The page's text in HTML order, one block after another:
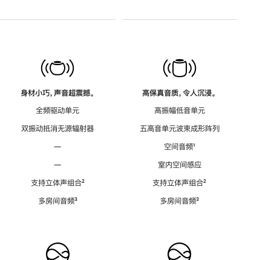
身材小巧，声音超震撼。
全频驱动单元
双振动抵消无源辐射器
—
—
支持立体声组合脚
²
多房间音频脚
³
高保真音质，令人沉浸。
高振幅低音单元
五高音单元波束成形阵列
空间音频脚
¹
室内空间感应
支持立体声组合脚
²
多房间音频脚
³